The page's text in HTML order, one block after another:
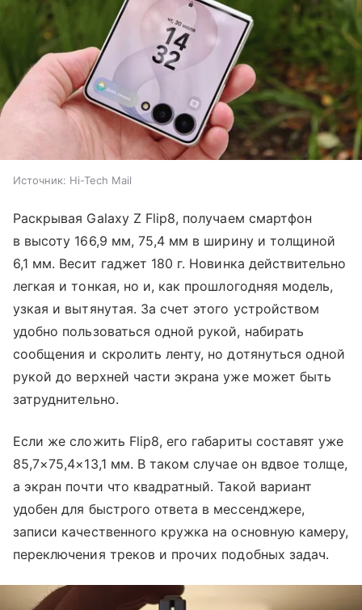
Источник: Hi-Tech Mail
Раскрывая Galaxy Z Flip8, получаем смартфон
в высоту 166,9 мм, 75,4 мм в ширину и толщиной
6,1 мм. Весит гаджет 180 г. Новинка действительно
легкая и тонкая, но и, как прошлогодняя модель,
узкая и вытянутая. За счет этого устройством
удобно пользоваться одной рукой, набирать
сообщения и скролить ленту, но дотянуться одной
рукой до верхней части экрана уже может быть
затруднительно.
Если же сложить Flip8, его габариты составят уже
85,7×75,4×13,1 мм. В таком случае он вдвое толще,
а экран почти что квадратный. Такой вариант
удобен для быстрого ответа в мессенджере,
записи качественного кружка на основную камеру,
переключения треков и прочих подобных задач.